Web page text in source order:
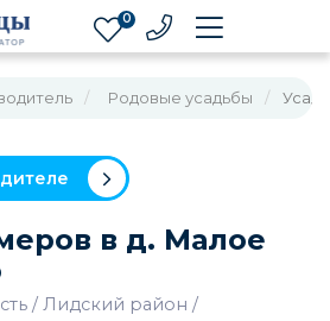
0
Родовые усадьбы
в д. Малое
Лидский район